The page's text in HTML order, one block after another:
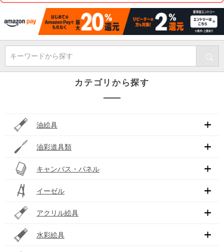
キーワードから探す
カテゴリから探す
油絵具
油彩道具類
キャンバス・パネル
イーゼル
アクリル絵具
水彩絵具